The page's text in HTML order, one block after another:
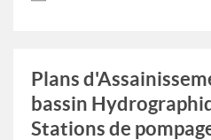
Plans
bassin
Stations de